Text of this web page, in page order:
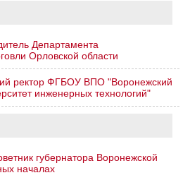
Департамента
Орловской области
ректор ФГБОУ ВПО "Воронежский
инженерных технологий"
губернатора Воронежской
началах